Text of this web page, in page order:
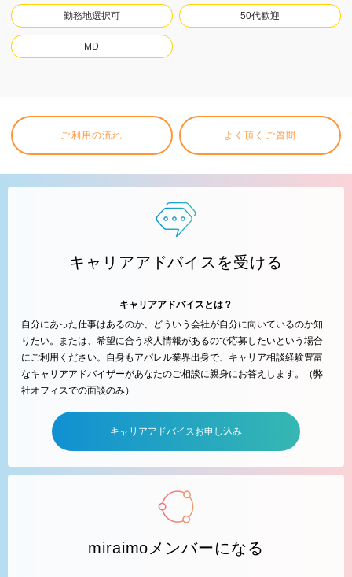
勤務地選択可 50代歓迎
MD
ご利用の流れ よく頂くご質問
キャリアアドバイスを受ける
キャリアアドバイスとは？
自分にあった仕事はあるのか、どういう会社が自分に向いているのか知
りたい。または、希望に合う求人情報があるので応募したいという場合
にご利用ください。自身もアパレル業界出身で、キャリア相談経験豊富
なキャリアアドバイザーがあなたのご相談に親身にお答えします。（弊
社オフィスでの面談のみ）
キャリアアドバイスお申し込み
miraimoメンバーになる